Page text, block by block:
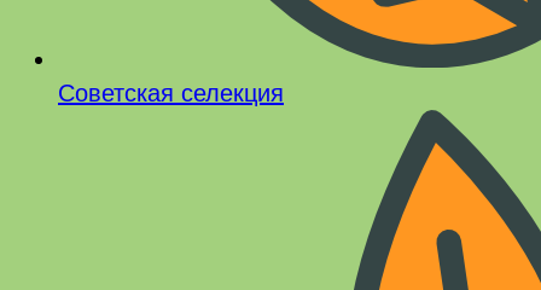
Советская селекция